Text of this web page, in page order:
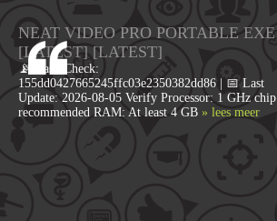
NEAT VIDEO PRO PORTABLE EXE
[LATEST] [LATEST]
📡 Hash Check:
155dd0427665245ffc03e2350382dd86 | 📅 Last
Update: 2026-08-05 Verify Processor: 1 GHz chip
recommended RAM: At least 4 GB » lees meer